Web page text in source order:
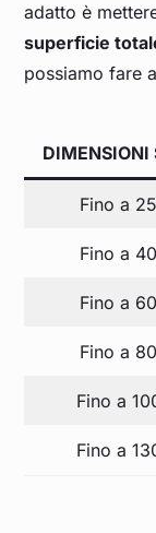
adatto è
superficie
possiamo fare
DIMENSIONI
Fino a
Fino a
Fino a
Fino a
Fino a
Fino a